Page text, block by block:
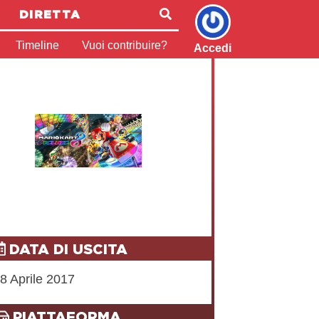
DIRETTA
Timeline Vuoi contribuire? Accedi
DATA DI USCITA
Aprile 2017